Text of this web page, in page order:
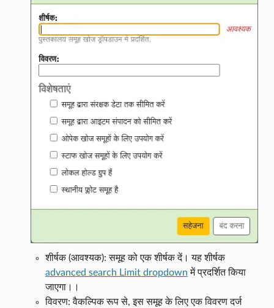
शीर्षक (आवश्यक): समूह को एक शीर्षक दें। यह शीर्षक
advanced search Limit dropdown में प्रदर्शित किया
जाएगा।।
विवरण: वैकल्पिक रूप से, इस समूह के लिए एक विवरण दर्ज